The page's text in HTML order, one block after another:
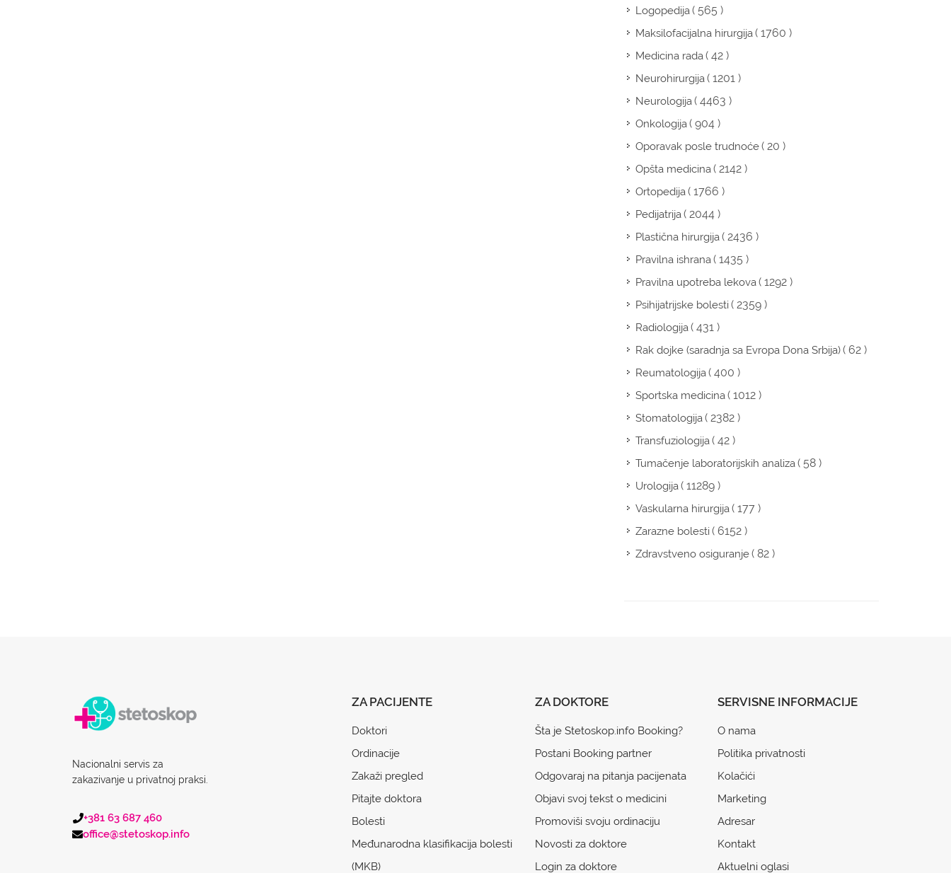
Logopedija( 565 )
Maksilofacijalna hirurgija( 1760 )
Medicina rada( 42 )
Neurohirurgija( 1201 )
Neurologija( 4463 )
Onkologija( 904 )
Oporavak posle trudnoće( 20 )
Opšta medicina( 2142 )
Ortopedija( 1766 )
Pedijatrija( 2044 )
Plastična hirurgija( 2436 )
Pravilna ishrana( 1435 )
Pravilna upotreba lekova( 1292 )
Psihijatrijske bolesti( 2359 )
Radiologija( 431 )
Rak dojke (saradnja sa Evropa Dona Srbija)( 62 )
Reumatologija( 400 )
Sportska medicina( 1012 )
Stomatologija( 2382 )
Transfuziologija( 42 )
Tumačenje laboratorijskih analiza( 58 )
Urologija( 11289 )
Vaskularna hirurgija( 177 )
Zarazne bolesti( 6152 )
Zdravstveno osiguranje( 82 )
Nacionalni servis za
zakazivanje u privatnoj praksi.
+381 63 687 460
office@stetoskop.info
ZA PACIJENTE
Doktori
Ordinacije
Zakaži pregled
Pitajte doktora
Bolesti
Međunarodna klasifikacija bolesti
(MKB)
ZA DOKTORE
Šta je Stetoskop.info Booking?
Postani Booking partner
Odgovaraj na pitanja pacijenata
Objavi svoj tekst o medicini
Promoviši svoju ordinaciju
Novosti za doktore
Login za doktore
SERVISNE INFORMACIJE
O nama
Politika privatnosti
Kolačići
Marketing
Adresar
Kontakt
Aktuelni oglasi